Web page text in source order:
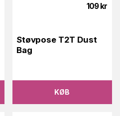
109 kr
Støvpose T2T Dust
Bag
KØB